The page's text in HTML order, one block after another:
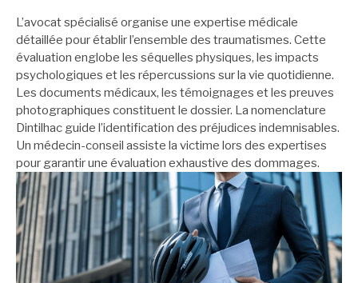
L’avocat spécialisé organise une expertise médicale
détaillée pour établir l’ensemble des traumatismes. Cette
évaluation englobe les séquelles physiques, les impacts
psychologiques et les répercussions sur la vie quotidienne.
Les documents médicaux, les témoignages et les preuves
photographiques constituent le dossier. La nomenclature
Dintilhac guide l’identification des préjudices indemnisables.
Un médecin-conseil assiste la victime lors des expertises
pour garantir une évaluation exhaustive des dommages.